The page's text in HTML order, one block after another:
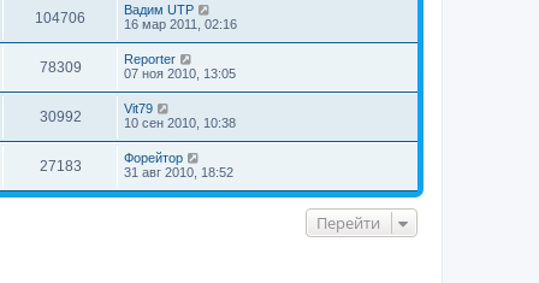
104706
Вадим UTP
16 мар 2011, 02:16
78309
Reporter
07 ноя 2010, 13:05
30992
Vit79
10 сен 2010, 10:38
27183
Форейтор
31 авг 2010, 18:52
Перейти